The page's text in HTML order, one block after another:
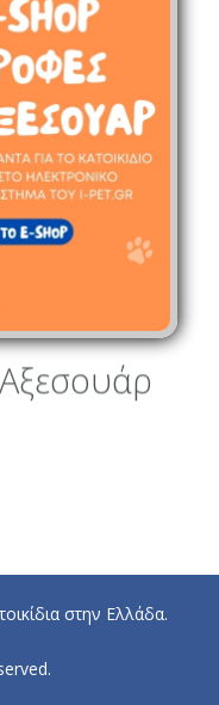
στην Ελλάδα.